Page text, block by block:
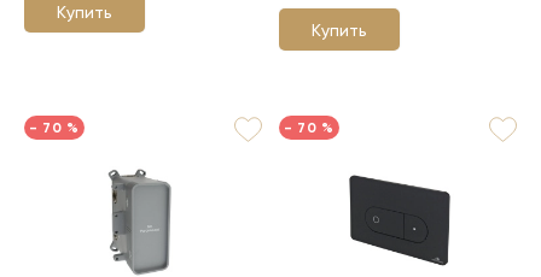
Купить
Купить
- 70 % - 70 %